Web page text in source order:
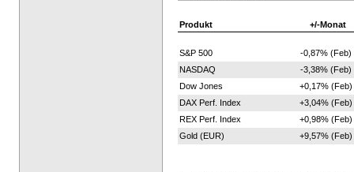
Produkt +/-Monat
S&P 500
-0,87% (Feb)
NASDAQ
-3,38% (Feb)
Dow Jones
+0,17% (Feb)
DAX Perf. Index
+3,04% (Feb)
REX Perf. Index
+0,98% (Feb)
Gold (EUR)
+9,57% (Feb)